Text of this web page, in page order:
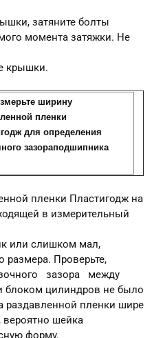
затяните болты
момента затяжки. Не
крышки.
ширину
пленки
для определения
зазораподшипника
пленки Пластигодж на
в измерительный
или слишком мал,
размера. Проверьте,
зазора между
цилиндров не было
раздавленной пленки шире
вероятно шейка
форму.